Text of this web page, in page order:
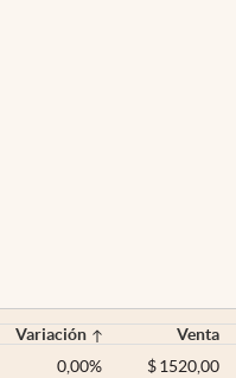
Variación Venta
0,00% $ 1520,00